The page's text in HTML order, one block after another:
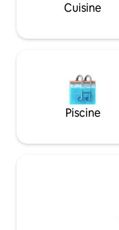
Cuisine
Piscine